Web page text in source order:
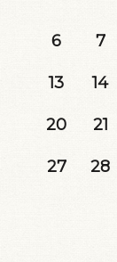
6 7
13 14
20 21
27 28